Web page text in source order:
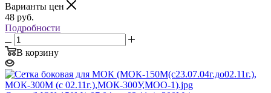
Варианты цен
48 руб.
Подробности
В корзину